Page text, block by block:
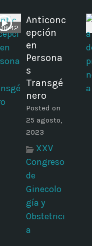
18:42
Anticonc
epción
en
Persona
s
Transgé
nero
Posted on
25 agosto,
2023
XXV
Congreso
de
Ginecolo
gía y
Obstetrici
a